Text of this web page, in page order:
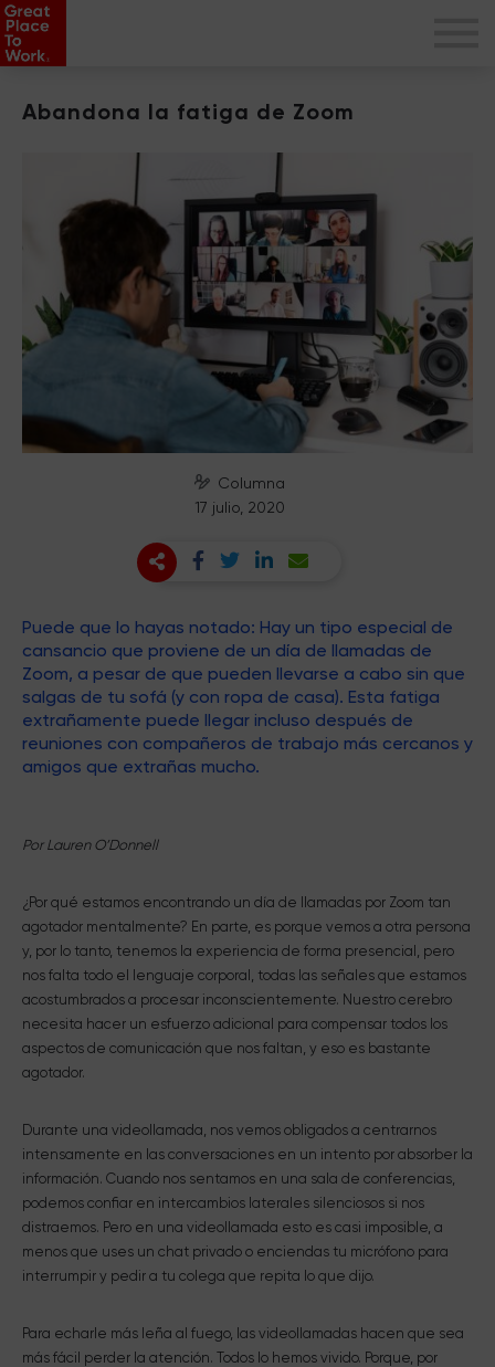
Abandona la fatiga de Zoom
Columna
17 julio, 2020
Puede que lo hayas notado: Hay un tipo especial de
cansancio que proviene de un día de llamadas de
Zoom, a pesar de que pueden llevarse a cabo sin que
salgas de tu sofá (y con ropa de casa). Esta fatiga
extrañamente puede llegar incluso después de
reuniones con compañeros de trabajo más cercanos y
amigos que extrañas mucho.
Por Lauren O’Donnell
¿Por qué estamos encontrando un día de llamadas por Zoom tan
agotador mentalmente? En parte, es porque vemos a otra persona
y, por lo tanto, tenemos la experiencia de forma presencial, pero
nos falta todo el lenguaje corporal, todas las señales que estamos
acostumbrados a procesar inconscientemente. Nuestro cerebro
necesita hacer un esfuerzo adicional para compensar todos los
aspectos de comunicación que nos faltan, y eso es bastante
agotador.
Durante una videollamada, nos vemos obligados a centrarnos
intensamente en las conversaciones en un intento por absorber la
información. Cuando nos sentamos en una sala de conferencias,
podemos confiar en intercambios laterales silenciosos si nos
distraemos. Pero en una videollamada esto es casi imposible, a
menos que uses un chat privado o enciendas tu micrófono para
interrumpir y pedir a tu colega que repita lo que dijo.
Para echarle más leña al fuego, las videollamadas hacen que sea
más fácil perder la atención. Todos lo hemos vivido. Porque, por